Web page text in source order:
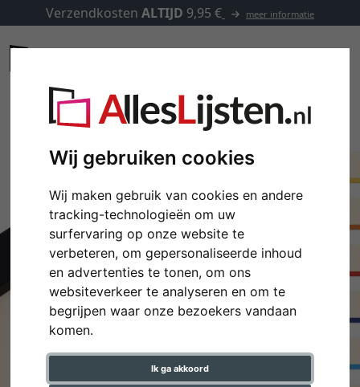
Wij gebruiken cookies
Wij maken gebruik van cookies en andere
tracking-technologieën om uw
surfervaring op onze website te
verbeteren, om gepersonaliseerde inhoud
en advertenties te tonen, om ons
websiteverkeer te analyseren en om te
begrijpen waar onze bezoekers vandaan
komen.
Ik ga akkoord
Verzendkosten ALTIJD 9,95 € meer informatie